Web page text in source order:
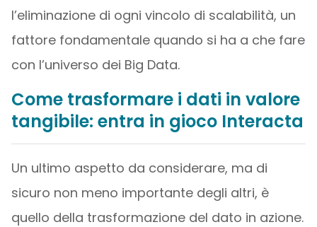
l’eliminazione di ogni vincolo di scalabilità, un
fattore fondamentale quando si ha a che fare
con l’universo dei Big Data.
Come trasformare i dati in valore
tangibile: entra in gioco Interacta
Un ultimo aspetto da considerare, ma di
sicuro non meno importante degli altri, è
quello della trasformazione del dato in azione.